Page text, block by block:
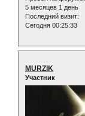
5 месяцев 1 день
Последний визит:
Сегодня 00:25:33
MURZIK
Участник